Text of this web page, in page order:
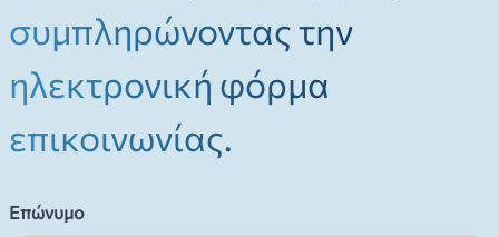
συμπληρώνοντας την
ηλεκτρονική φόρμα
επικοινωνίας.
Επώνυμο